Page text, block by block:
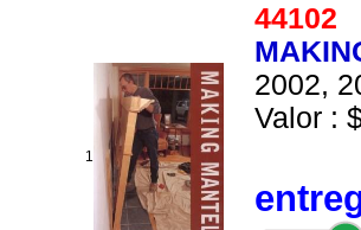
1
44102
2002,
Valor :